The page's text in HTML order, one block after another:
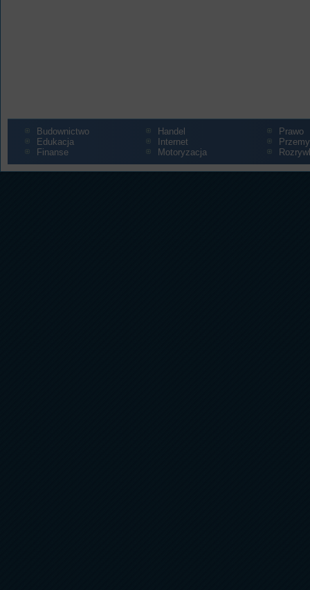
Budownictwo
Edukacja
Finanse
Handel
Internet
Motoryzacja
Prawo